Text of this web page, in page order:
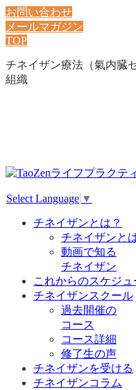
お問い合わせ
メールマガジン
TOP
チネイザン療法（氣内臓
組織
Select Language ▼
チネイザンとは？
チネイザンと
動画で知る
チネイザン
これからのスケジュ
チネイザンスクール
過去開催の
コース
コース詳細
修了生の声
チネイザンを受ける
チネイザンコラム